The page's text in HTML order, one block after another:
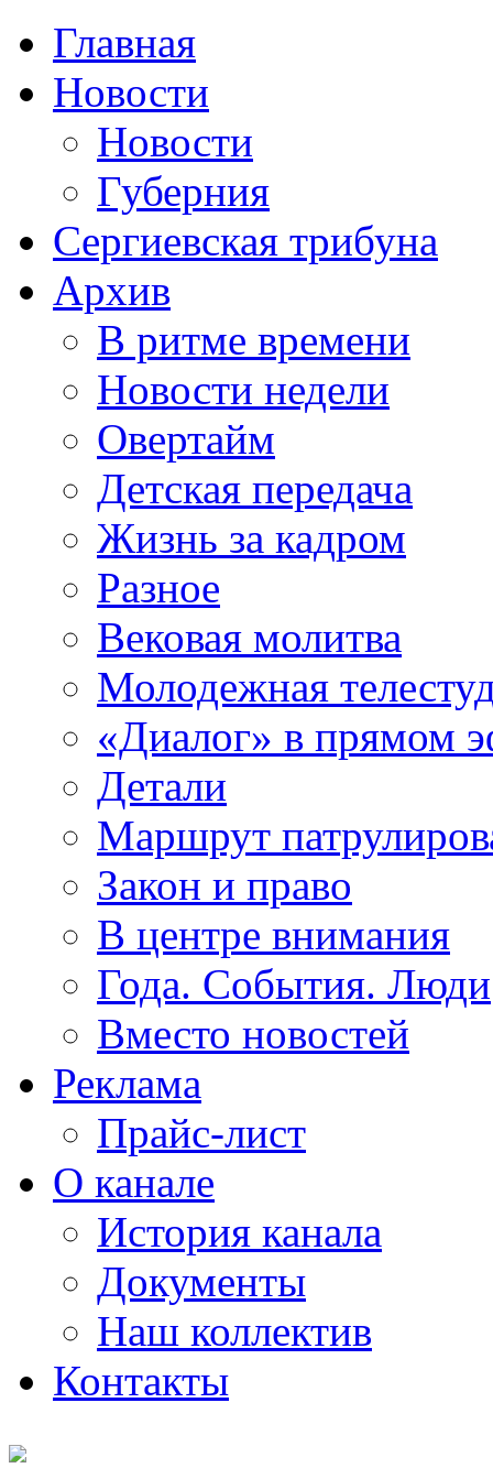
Главная
Новости
Новости
Губерния
Сергиевская трибуна
Архив
В ритме времени
Новости недели
Овертайм
Детская передача
Жизнь за кадром
Разное
Вековая молитва
Молодежная
«Диалог» в прямом
Детали
Маршрут
Закон и право
В центре внимания
Года. События. Люди
Вместо новостей
Реклама
Прайс-лист
О канале
История канала
Документы
Наш коллектив
Контакты